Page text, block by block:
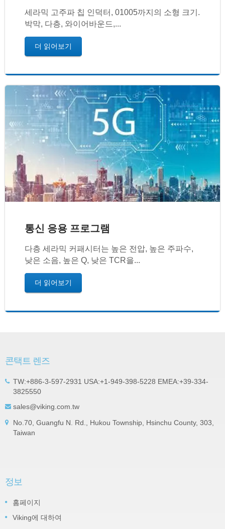
세라믹 고주파 칩 인덕터, 01005까지의 소형 크기.
박막, 다층, 와이어바운드,...
더 읽어보기
통신 응용 프로그램
다층 세라믹 커패시터는 높은 전압, 높은 주파수,
낮은 소음, 높은 Q, 낮은 TCR을...
더 읽어보기
콘택트 렌즈
TW:+886-3-597-2931 USA:+1-949-398-5228 EMEA:+39-334-
3825550
sales@viking.com.tw
No.70, Guangfu N. Rd., Hukou Township, Hsinchu County, 303,
Taiwan
정보
홈페이지
Viking에 대하여